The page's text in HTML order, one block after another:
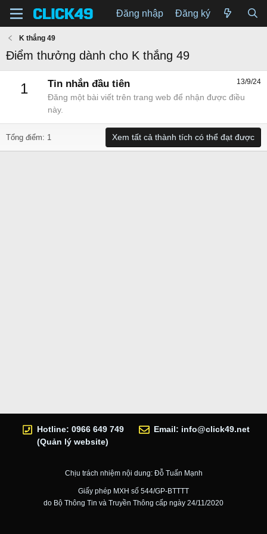
Đăng nhập Đăng ký
K thắng 49
Điểm thưởng dành cho K thắng 49
1 13/9/24
Tin nhắn đầu tiên
Đăng một bài viết trên trang web để nhận được điều
này.
Tổng điểm: 1 Xem tất cả thành tích có thể đạt được
Hotline: 0966 649 749
(Quản lý website)
Email: info@click49.net
Chịu trách nhiệm nội dung: Đỗ Tuấn Mạnh
Giấy phép MXH số 544/GP-BTTTT
do Bộ Thông Tin và Truyền Thông cấp ngày 24/11/2020